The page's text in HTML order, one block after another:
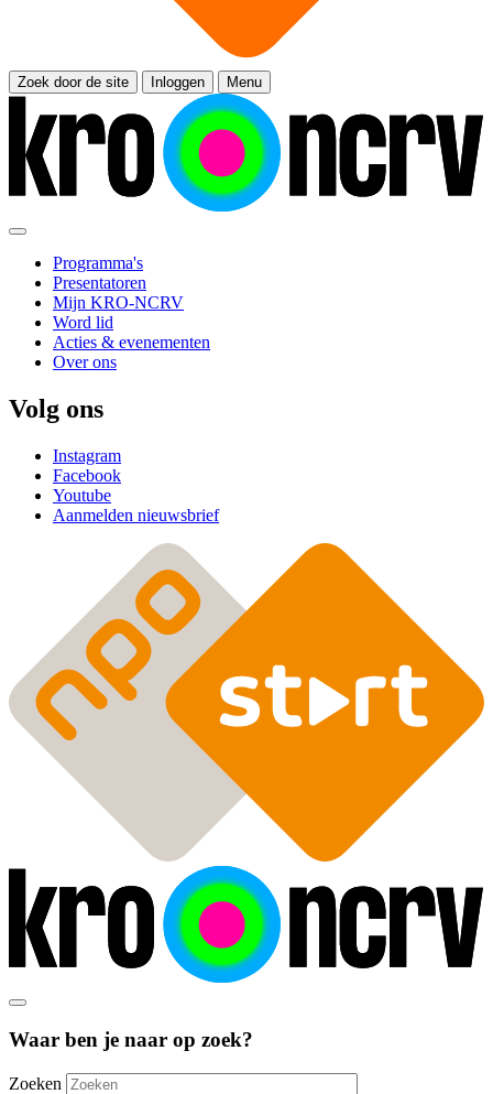
Zoek door de site Inloggen Menu
Programma's
Presentatoren
Mijn KRO-NCRV
Word lid
Acties & evenementen
Over ons
Volg ons
Instagram
Facebook
Youtube
Aanmelden nieuwsbrief
Waar ben je naar op zoek?
Zoeken